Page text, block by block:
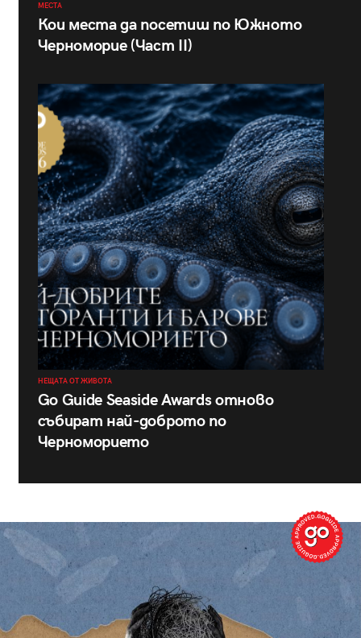
МЕСТА
Кои места да посетиш по Южното
Черноморие (Част II)
НЕЩАТА ОТ ЖИВОТА
Go Guide Seaside Awards отново
събират най-доброто по
Черноморието